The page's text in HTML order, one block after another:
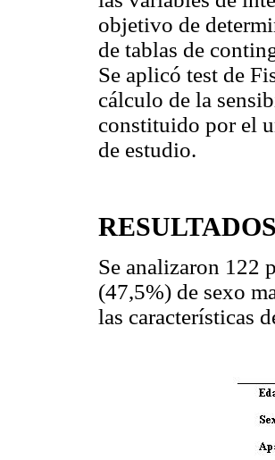
objetivo de
de tablas de
Se aplicó test de
cálculo de la
constituido por el
de estudio.
RESULTADOS
Se analizaron 122
(47,5%) de sexo
las características